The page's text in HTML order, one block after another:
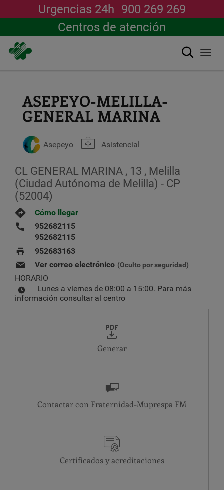
contenido
principal
Urgencias 24h 900 269 269
Centros de atención
Buscar
ASEPEYO-MELILLA-
GENERAL MARINA
Asepeyo Asistencial
CL GENERAL MARINA , 13 , Melilla
(Ciudad Autónoma de Melilla) - CP
(52004)
Cómo llegar
952682115
952682115
952683163
Ver correo electrónico (Oculto por seguridad)
HORARIO
Lunes a viernes de 08:00 a 15:00. Para más
información consultar al centro
Generar
Contactar con Fraternidad-Muprespa
Certificados y acreditaciones